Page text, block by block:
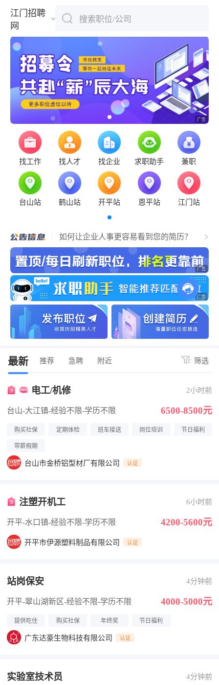
江门招聘
网
搜索职位/公司
下拉刷新
找工作 找人才 找企业 求职助手 兼职
台山站 鹤山站 开平站 恩平站 江门站
江门好工作！
如何让企业人事更容易看到您的简历？
关于招聘企业上传营业执照公告
最新 推荐 急聘 附近 筛选
电工/机修 2小时前
台山-大江镇-经验不限-学历不限 6500-8500元
购买社保 定期体检 班车接送 岗位培训 节日福利
带薪假期
台山市金桥铝型材厂有限公司 认证
注塑开机工 6小时前
开平-水口镇-经验不限-学历不限 4200-5600元
开平市伊源塑料制品有限公司 认证
站岗保安 4分钟前
开平-翠山湖新区-经验不限-学历不限 4000-5000元
提供吃住 购买社保 年终奖 节日福利
广东达豪生物科技有限公司 认证
实验室技术员 4分钟前